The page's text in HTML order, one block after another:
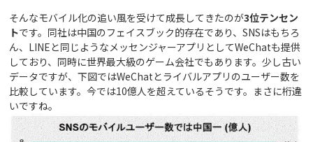
そんなモバイル化の追い風を受けて成長してきたのが3位テンセン
トです。同社は中国のフェイスブック的存在であり、SNSはもちろ
ん、LINEと同じようなメッセンジャーアプリとしてWeChatも提供
しており、同時に世界最大級のゲーム会社でもあります。少し古い
データですが、下図ではWeChatとライバルアプリのユーザー数を
比較しています。今では10億人を超えているそうです。まさに桁違
いですね。